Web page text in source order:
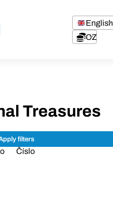
English
CZK
Treasures
Číslo